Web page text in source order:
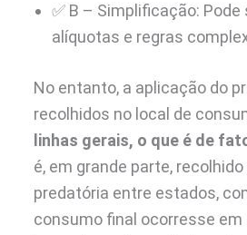
✅ B – Simplificação:
alíquotas e regras
No entanto, a aplicação do
recolhidos no local de
linhas gerais, o que é de
é, em grande parte,
predatória entre estados,
consumo final ocorresse